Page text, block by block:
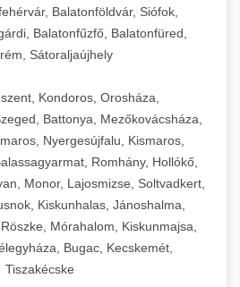
Balatonföldvár, Siófok,
Balatonfűzfő, Balatonfüred,
Sátoraljaújhely
Kondoros, Orosháza,
Battonya, Mezőkovácsháza,
Nyergesújfalu, Kismaros,
Romhány, Hollókő,
Monor, Lajosmizse, Soltvadkert,
Kiskunhalas, Jánoshalma,
Mórahalom, Kiskunmajsa,
Bugac, Kecskemét,
Tiszakécske